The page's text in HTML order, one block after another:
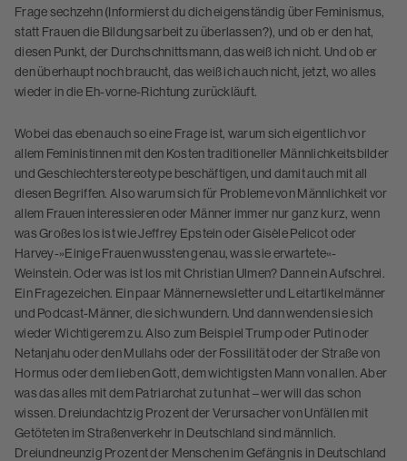
Frage sechzehn (Informierst du dich eigenständig über Feminismus,
statt Frauen die Bildungsarbeit zu überlassen?), und ob er den hat,
diesen Punkt, der Durchschnittsmann, das weiß ich nicht. Und ob er
den überhaupt noch braucht, das weiß ich auch nicht, jetzt, wo alles
wieder in die Eh-vorne-Richtung zurückläuft.
Wobei das eben auch so eine Frage ist, warum sich eigentlich vor
allem Feministinnen mit den Kosten traditioneller Männlichkeitsbilder
und Geschlechterstereotype beschäftigen, und damit auch mit all
diesen Begriffen. Also warum sich für Probleme von Männlichkeit vor
allem Frauen interessieren oder Männer immer nur ganz kurz, wenn
was Großes los ist wie Jeffrey Epstein oder Gisèle Pelicot oder
Harvey-»Einige Frauen wussten genau, was sie erwartete«-
Weinstein. Oder was ist los mit Christian Ulmen? Dann ein Aufschrei.
Ein Fragezeichen. Ein paar Männernewsletter und Leitartikelmänner
und Podcast-Männer, die sich wundern. Und dann wenden sie sich
wieder Wichtigerem zu. Also zum Beispiel Trump oder Putin oder
Netanjahu oder den Mullahs oder der Fossilität oder der Straße von
Hormus oder dem lieben Gott, dem wichtigsten Mann von allen. Aber
was das alles mit dem Patriarchat zu tun hat – wer will das schon
wissen. Dreiundachtzig Prozent der Verursacher von Unfällen mit
Getöteten im Straßenverkehr in Deutschland sind männlich.
Dreiundneunzig Prozent der Menschen im Gefängnis in Deutschland